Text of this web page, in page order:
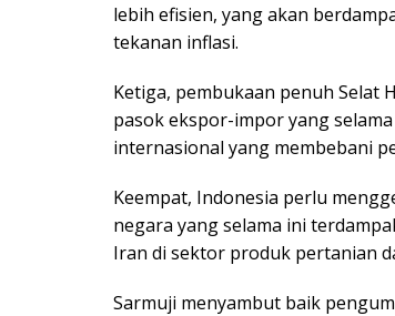
lebih efisien, yang akan
tekanan inflasi.
Ketiga, pembukaan penuh Selat
pasok ekspor-impor yang
internasional yang membebani
Keempat, Indonesia perlu
negara yang selama ini
Iran di sektor produk pertanian
Sarmuji menyambut baik